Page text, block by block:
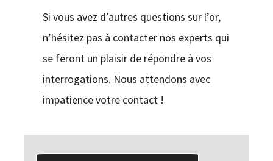
Si vous avez d’autres questions sur l’or,
n’hésitez pas à contacter nos experts qui
se feront un plaisir de répondre à vos
interrogations. Nous attendons avec
impatience votre contact !